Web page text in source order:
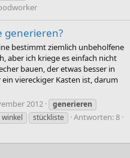
generieren?
bestimmt ziemlich unbeholfene
aber ich kriege es einfach nicht
bauen, der etwas besser in
viereckiger Kasten ist, darum
2012
generieren
stückliste
Antworten: 8